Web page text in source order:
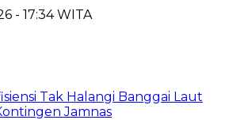
- 17:34 WITA
Tak Halangi Banggai Laut
Jamnas